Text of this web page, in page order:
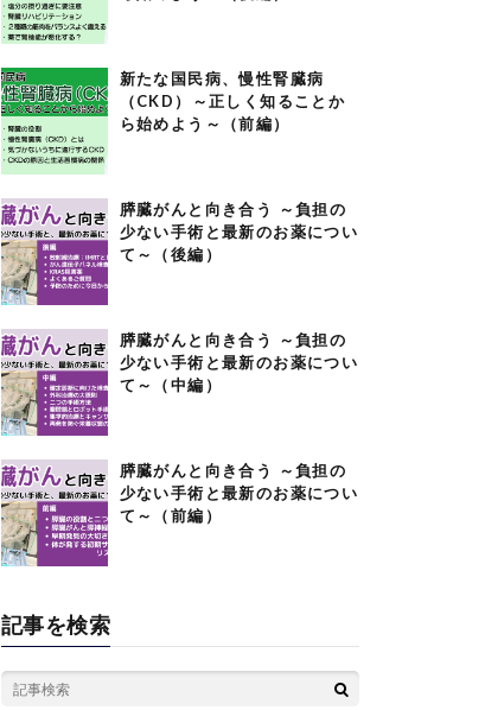
新たな国民病、慢性腎臓病
（CKD）～正しく知ることか
ら始めよう～（前編）
膵臓がんと向き合う ～負担の
少ない手術と最新のお薬につい
て～（後編）
膵臓がんと向き合う ～負担の
少ない手術と最新のお薬につい
て～（中編）
膵臓がんと向き合う ～負担の
少ない手術と最新のお薬につい
て～（前編）
記事を検索